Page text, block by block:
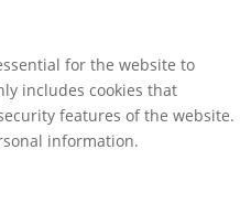
for the website to
includes cookies that
features of the website.
information.